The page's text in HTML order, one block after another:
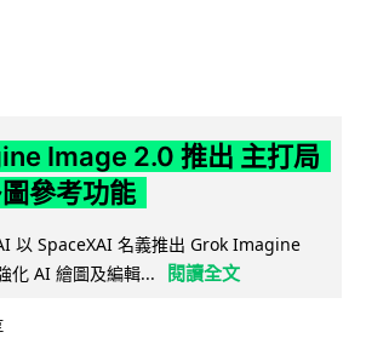
Image 2.0 推出 主打局
參考功能
以 SpaceXAI 名義推出 Grok Imagine
化 AI 繪圖及編輯...
閱讀全文